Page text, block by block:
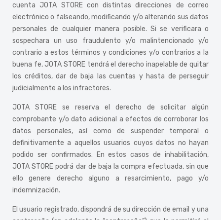
cuenta JOTA STORE con distintas direcciones de correo
electrónico o falseando, modificando y/o alterando sus datos
personales de cualquier manera posible. Si se verificara o
sospechara un uso fraudulento y/o malintencionado y/o
contrario a estos términos y condiciones y/o contrarios a la
buena fe, JOTA STORE tendrá el derecho inapelable de quitar
los créditos, dar de baja las cuentas y hasta de perseguir
judicialmente a los infractores.
JOTA STORE se reserva el derecho de solicitar algún
comprobante y/o dato adicional a efectos de corroborar los
datos personales, así como de suspender temporal o
definitivamente a aquellos usuarios cuyos datos no hayan
podido ser confirmados. En estos casos de inhabilitación,
JOTA STORE podrá dar de baja la compra efectuada, sin que
ello genere derecho alguno a resarcimiento, pago y/o
indemnización.
El usuario registrado, dispondrá de su dirección de email y una